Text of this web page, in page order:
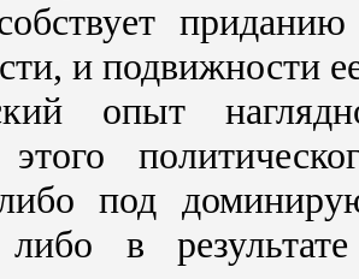
и подвижности
опыт
под
либо в